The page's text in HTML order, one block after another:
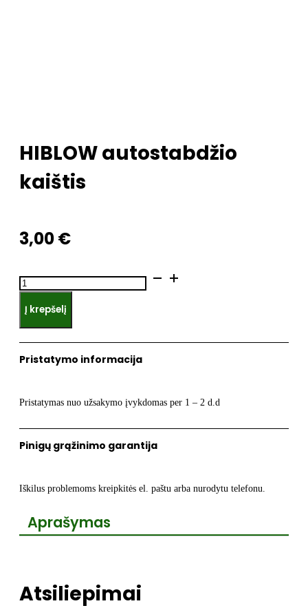
HIBLOW autostabdžio
kaištis
3,00€
produkto
kiekis:
HIBLOW
autostabdžio
kaištis
Į krepšelį
Pristatymo informacija
Pristatymas nuo užsakymo įvykdomas per 1 – 2 d.d
Pinigų grąžinimo garantija
Iškilus problemoms kreipkitės el. paštu arba nurodytu telefonu.
Aprašymas
Atsiliepimai